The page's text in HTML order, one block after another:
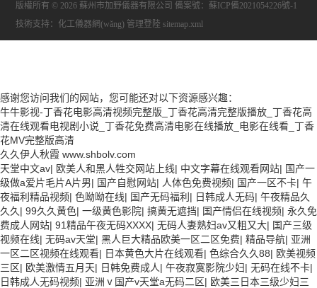
測量軟件系列
交通運輸
光密度計
版權所有 © 2026 蘇州市加野儀器有限公司備案號：蘇ICP備2021054226號-1
技術支持： 化工儀器網(wǎng) 管理登陸 sitemap.xml
感谢您访问我们的网站，您可能还对以下资源感兴趣：
牛牛影视-丁香花电影高清视频完整版_丁香花高清完整版播放_丁香花高
清在线观看电视剧小说_丁香花免费高清电影在线播放_电影在线看_丁香
花MV完整版高清
久久伊人秋霞 www.shbolv.com
天堂中文av| 欧美人和黑人牲交网站上线| 中文字幕在线观看网站| 国产一
级做a爱片毛片A片男| 国产自慰网站| 人体色免费视频| 国产一区不卡| 午
夜福利精品视频| 色呦呦在线| 国产无码福利 | 日韩成人无码| 午夜精品久
久久 | 99久久黄色| 一级黄色影院| 搞黄无遮挡| 国产情侣在线视频| 永久免
费成人网站| 91精品午夜无码XXXX| 无码人妻熟妇av又粗又大| 国产三级
视频在线| 无码av天堂| 黑人巨大精品欧美一区二区免费| 精品导航| 亚洲
一区二区视频在线观看| 日本黄色大片在线观看| 色综合久久88| 欧美视频
三区| 欧美激情五月天| 日韩免费成人| 午夜寂寞影院少妇| 无码在线不卡|
日韩成人无码视频| 亚洲ⅴ国产v天堂a无码二区| 欧美三日本三级少妇三